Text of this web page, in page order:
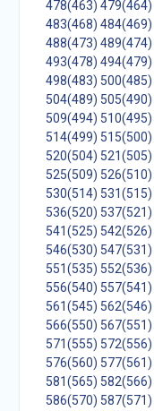
478(463) 479(464)
483(468) 484(469)
488(473) 489(474)
493(478) 494(479)
498(483) 500(485)
504(489) 505(490)
509(494) 510(495)
514(499) 515(500)
520(504) 521(505)
525(509) 526(510)
530(514) 531(515)
536(520) 537(521)
541(525) 542(526)
546(530) 547(531)
551(535) 552(536)
556(540) 557(541)
561(545) 562(546)
566(550) 567(551)
571(555) 572(556)
576(560) 577(561)
581(565) 582(566)
586(570) 587(571)